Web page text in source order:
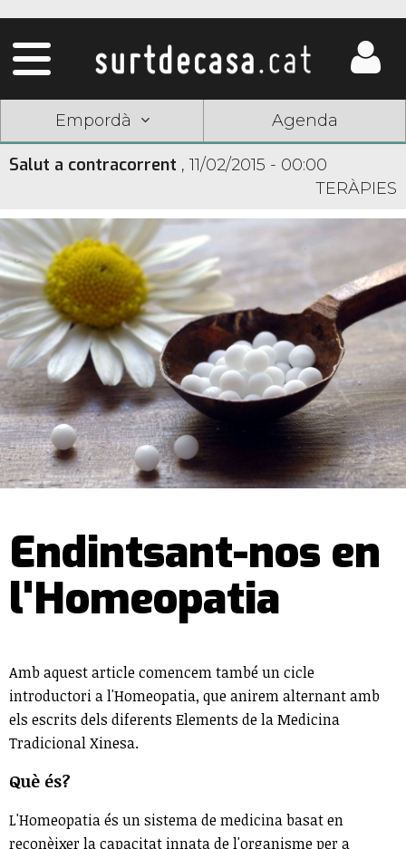
Empordà Agenda
Salut a contracorrent , 11/02/2015 - 00:00
TERÀPIES
Endintsant-nos en
l'Homeopatia
Amb aquest article comencem també un cicle
introductori a l'Homeopatia, que anirem alternant amb
els escrits dels diferents Elements de la Medicina
Tradicional Xinesa.
Què és?
L'Homeopatia és un sistema de medicina basat en
reconèixer la capacitat innata de l'organisme per a